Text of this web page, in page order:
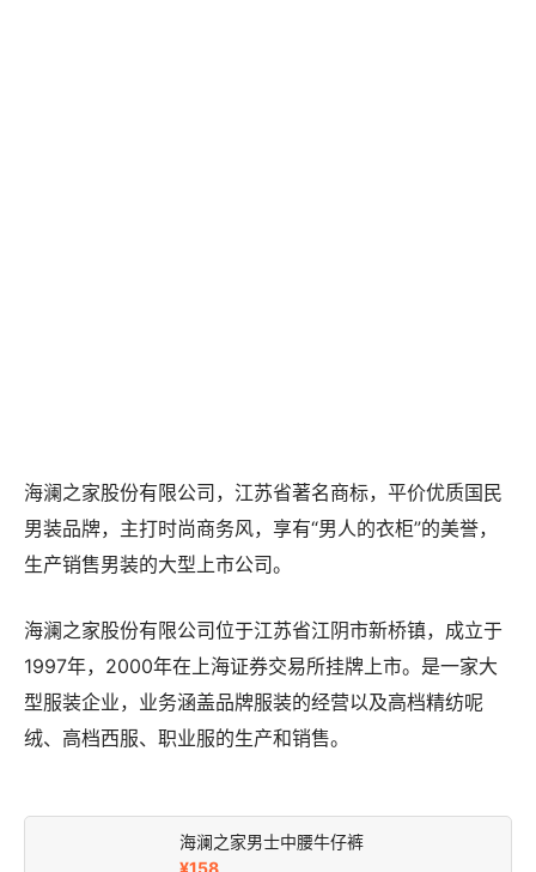
海澜之家股份有限公司，江苏省著名商标，平价优质国民
男装品牌，主打时尚商务风，享有“男人的衣柜”的美誉，
生产销售男装的大型上市公司。
海澜之家股份有限公司位于江苏省江阴市新桥镇，成立于
1997年，2000年在上海证券交易所挂牌上市。是一家大
型服装企业，业务涵盖品牌服装的经营以及高档精纺呢
绒、高档西服、职业服的生产和销售。
海澜之家男士中腰牛仔裤
¥158